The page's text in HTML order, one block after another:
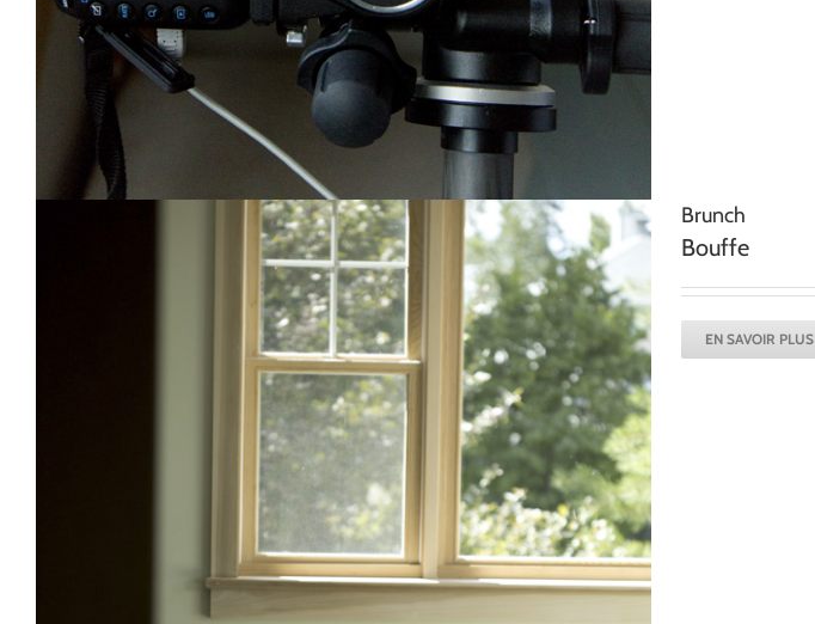
Brunch
Bouffe
EN SAVOIR PLUS